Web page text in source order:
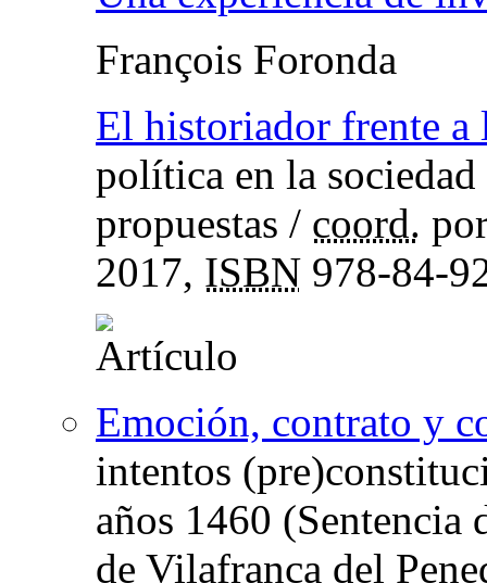
François Foronda
El historiador frente a
política en la
propuestas / coord.
2017, ISBN 978-84-
Emoción, contrato y
intentos
años 1460
de Vilafranca del